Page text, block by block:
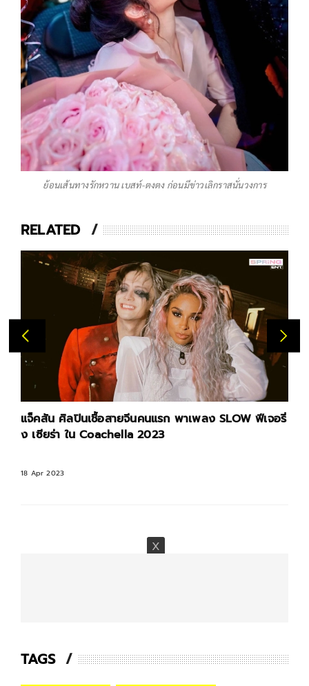
ย้อนเส้นทางรักหวาน เบสท์-ตงตง ก่อนมีข่าวเลิกราสนั่นวงการ
RELATED
แจ็คสัน ศิลปินเชื้อสายจีนคนแรก พาเพลง SLOW ฟีเจอริ่
ง เซียร่า ใน Coachella 2023
18 Apr 2023
TAGS